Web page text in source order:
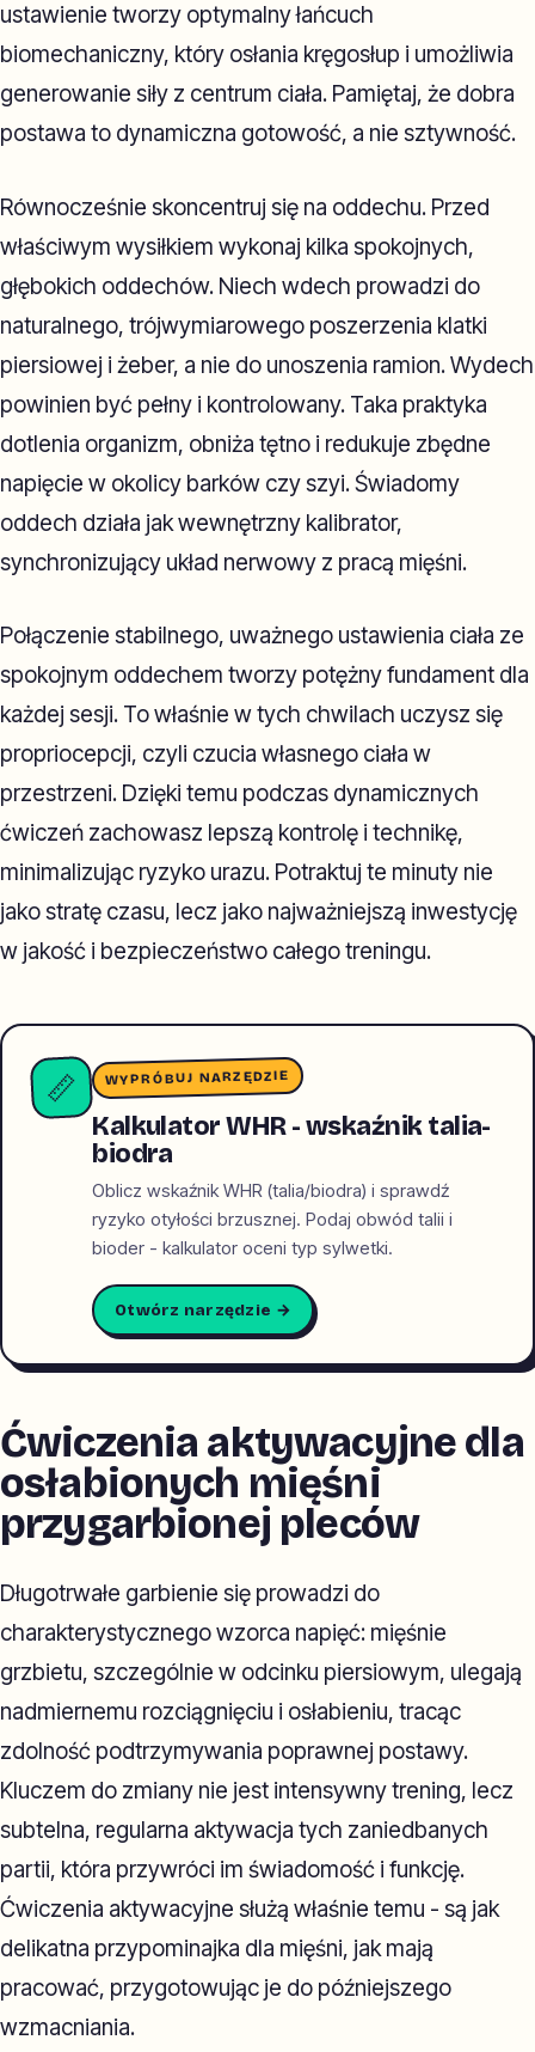
ustawienie tworzy optymalny łańcuch
biomechaniczny, który osłania kręgosłup i umożliwia
generowanie siły z centrum ciała. Pamiętaj, że dobra
postawa to dynamiczna gotowość, a nie sztywność.
Równocześnie skoncentruj się na oddechu. Przed
właściwym wysiłkiem wykonaj kilka spokojnych,
głębokich oddechów. Niech wdech prowadzi do
naturalnego, trójwymiarowego poszerzenia klatki
piersiowej i żeber, a nie do unoszenia ramion. Wydech
powinien być pełny i kontrolowany. Taka praktyka
dotlenia organizm, obniża tętno i redukuje zbędne
napięcie w okolicy barków czy szyi. Świadomy
oddech działa jak wewnętrzny kalibrator,
synchronizujący układ nerwowy z pracą mięśni.
Połączenie stabilnego, uważnego ustawienia ciała ze
spokojnym oddechem tworzy potężny fundament dla
każdej sesji. To właśnie w tych chwilach uczysz się
propriocepcji, czyli czucia własnego ciała w
przestrzeni. Dzięki temu podczas dynamicznych
ćwiczeń zachowasz lepszą kontrolę i technikę,
minimalizując ryzyko urazu. Potraktuj te minuty nie
jako stratę czasu, lecz jako najważniejszą inwestycję
w jakość i bezpieczeństwo całego treningu.
📏 WYPRÓBUJ NARZĘDZIE
Kalkulator WHR - wskaźnik talia-
biodra
Oblicz wskaźnik WHR (talia/biodra) i sprawdź
ryzyko otyłości brzusznej. Podaj obwód talii i
bioder - kalkulator oceni typ sylwetki.
Otwórz narzędzie →
Ćwiczenia aktywacyjne dla
osłabionych mięśni
przygarbionej pleców
Długotrwałe garbienie się prowadzi do
charakterystycznego wzorca napięć: mięśnie
grzbietu, szczególnie w odcinku piersiowym, ulegają
nadmiernemu rozciągnięciu i osłabieniu, tracąc
zdolność podtrzymywania poprawnej postawy.
Kluczem do zmiany nie jest intensywny trening, lecz
subtelna, regularna aktywacja tych zaniedbanych
partii, która przywróci im świadomość i funkcję.
Ćwiczenia aktywacyjne służą właśnie temu - są jak
delikatna przypominajka dla mięśni, jak mają
pracować, przygotowując je do późniejszego
wzmacniania.